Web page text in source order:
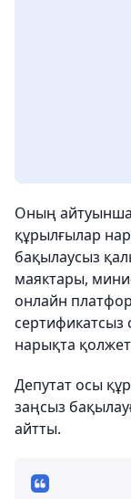
Оның айтуынша,
құрылғылар
бақылаусыз
маяктары,
онлайн
сертификатсыз
нарықта
Депутат осы
заңсыз
айтты.